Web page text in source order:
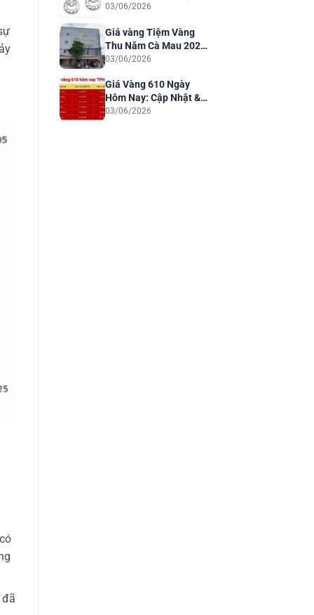
Quý Cho Trang Sức
03/06/2026
Giá vàng Tiệm Vàng
Thu Năm Cà Mau 2026:
Cập Nhật & Phân Tích
03/06/2026
Giá Vàng 610 Ngày
Hôm Nay: Cập Nhật &
Dự Báo 2026
03/06/2026